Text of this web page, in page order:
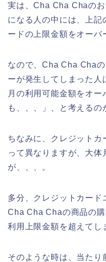
実は、Cha Cha Chaの
になる人の中には、上記
ードの上限金額をオーバ
なので、Cha Cha Cha
ーが発生してしまった人
月の利用可能金額をオ
も、、、」、と考えるの
ちなみに、クレジットカ
って異なりますが、大
が、、、。
多分、クレジットカード
Cha Cha Chaの商品の
利用上限金額を超えてし
そのような時は、当た